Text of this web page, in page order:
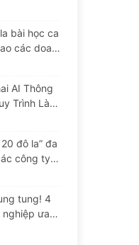
Dụng Bố
Giác Với Sự
Rối, Để Ch
Bên Ngoài
170
bài học ca
các doan
tay để t
lúc the
thủ đạt đ
thiện hiệu
rãi học AI1
AI Thông
Trình Làm
Hướn
— Chậm Rãi
đô la” đa
công ty A
chỉ là ảo
lòng tham
AI một các
tung! 4
nghiệp ưa c
đèn đỏ",